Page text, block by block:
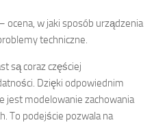
– ocena, w jaki sposób urządzenia
techniczne.
są coraz częściej
Dzięki odpowiednim
modelowanie zachowania
To podejście pozwala na